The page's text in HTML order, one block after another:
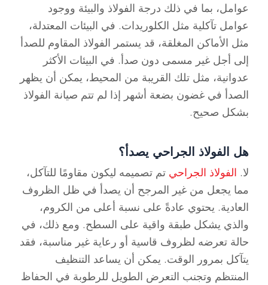
عوامل، بما في ذلك درجة الفولاذ والبيئة ووجود
عوامل تآكلية مثل الكلوريدات. في البيئات المعتدلة،
مثل الأماكن المغلقة، قد يستمر الفولاذ المقاوم للصدأ
إلى أجل غير مسمى دون صدأ. في البيئات الأكثر
عدوانية، مثل تلك القريبة من المحيط، يمكن أن يظهر
الصدأ في غضون بضعة أشهر إذا لم تتم صيانة الفولاذ
بشكل صحيح.
هل الفولاذ الجراحي يصدأ؟
لا. الفولاذ الجراحي تم تصميمه ليكون مقاومًا للتآكل،
مما يجعل من غير المرجح أن يصدأ في ظل الظروف
العادية. يحتوي عادةً على نسبة أعلى من الكروم،
والذي يشكل طبقة واقية على السطح. ومع ذلك، في
حالة تعرضه لظروف قاسية أو رعاية غير مناسبة، فقد
يتآكل بمرور الوقت. يمكن أن يساعد التنظيف
المنتظم وتجنب التعرض الطويل للرطوبة في الحفاظ